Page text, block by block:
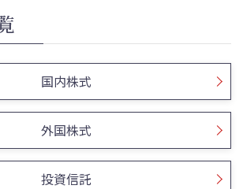
国内株式
外国株式
投資信託